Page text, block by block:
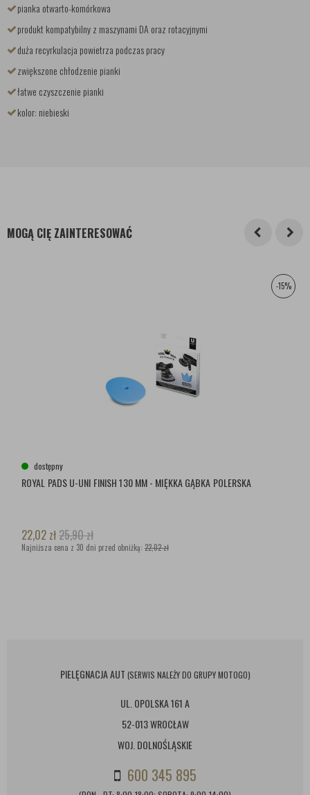
pianka otwarto-komórkowa
produkt kompatybilny z maszynami DA oraz rotacyjnymi
duża recyrkulacja powietrza podczas pracy
zwiększone chłodzenie pianki
łatwe czyszczenie pianki
kolor: niebieski
MOGĄ CIĘ ZAINTERESOWAĆ
-15%
dostępny
ROYAL PADS U-UNI FINISH 130 MM - MIĘKKA GĄBKA POLERSKA
22,02 zł25,90zł
Najniższa cena z 30 dni przed obniżką: 22,02 zł
PIELĘGNACJA AUT (SERWIS NALEŻY DO GRUPY MOTOGO)
UL. OPOLSKA 161 A
52-013 WROCŁAW
WOJ. DOLNOŚLĄSKIE
600 345 895